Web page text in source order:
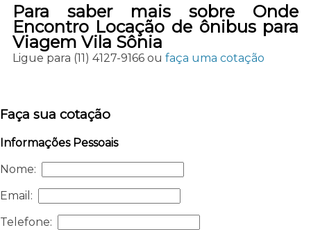
Para saber mais sobre Onde
Encontro Locação de ônibus para
Viagem Vila Sônia
Ligue para (11) 4127-9166ou faça uma cotação
Faça sua cotação
Informações Pessoais
Nome:
Email:
Telefone: